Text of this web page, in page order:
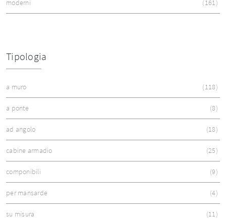
moderni 161
Tipologia
a muro 118
a ponte 8
ad angolo 18
cabine armadio 25
componibili 9
per mansarde 4
su misura 11